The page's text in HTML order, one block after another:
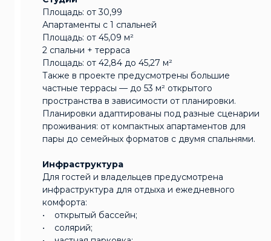
Площадь: от 30,99
Апартаменты с 1 спальней
Площадь: от 45,09 м²
2 спальни + терраса
Площадь: от 42,84 до 45,27 м²
Также в проекте предусмотрены большие
частные террасы — до 53 м² открытого
пространства в зависимости от планировки.
Планировки адаптированы под разные сценарии
проживания: от компактных апартаментов для
пары до семейных форматов с двумя спальнями.
Инфраструктура
Для гостей и владельцев предусмотрена
инфраструктура для отдыха и ежедневного
комфорта:
• открытый бассейн;
• солярий;